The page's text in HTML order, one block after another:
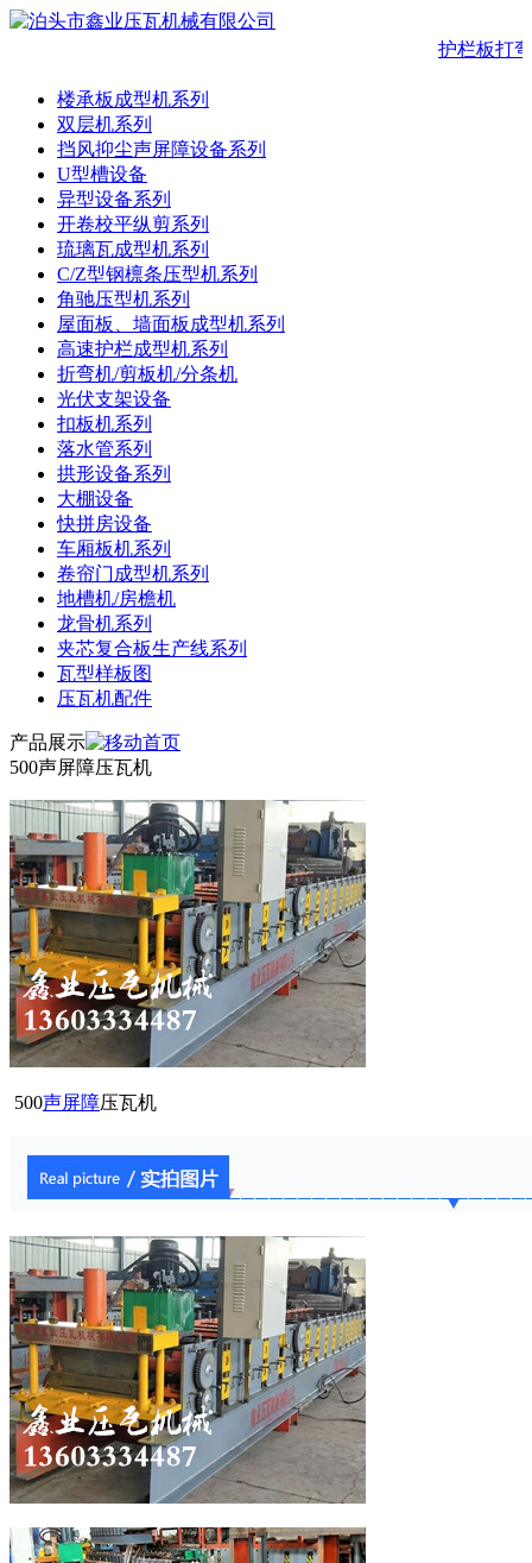
护栏板打
楼承板成型机系列
双层机系列
挡风抑尘声屏障设备系列
U型槽设备
异型设备系列
开卷校平纵剪系列
琉璃瓦成型机系列
C/Z型钢檩条压型机系列
角驰压型机系列
屋面板、墙面板成型机系列
高速护栏成型机系列
折弯机/剪板机/分条机
光伏支架设备
扣板机系列
落水管系列
拱形设备系列
大棚设备
快拼房设备
车厢板机系列
卷帘门成型机系列
地槽机/房檐机
龙骨机系列
夹芯复合板生产线系列
瓦型样板图
压瓦机配件
产品展示
500声屏障压瓦机
500声屏障压瓦机